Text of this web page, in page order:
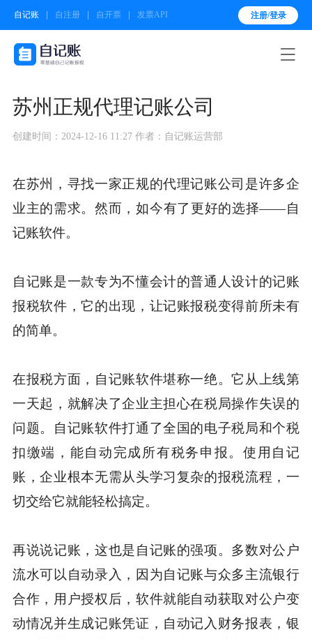
自记账 自注册 自开票 发票API 注册/登录

苏州正规代理记账公司
创建时间：2024-12-16 11:27 作者：自记账运营部
在苏州，寻找一家正规的代理记账公司是许多企
业主的需求。然而，如今有了更好的选择——自
记账软件。
自记账是一款专为不懂会计的普通人设计的记账
报税软件，它的出现，让记账报税变得前所未有
的简单。
在报税方面，自记账软件堪称一绝。它从上线第
一天起，就解决了企业主担心在税局操作失误的
问题。自记账软件打通了全国的电子税局和个税
扣缴端，能自动完成所有税务申报。使用自记
账，企业根本无需从头学习复杂的报税流程，一
切交给它就能轻松搞定。
再说说记账，这也是自记账的强项。多数对公户
流水可以自动录入，因为自记账与众多主流银行
合作，用户授权后，软件就能自动获取对公户变
动情况并生成记账凭证，自动记入财务报表，银